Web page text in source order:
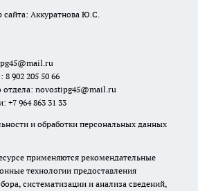
сайта: Аккуратнова Ю.С.
902 205 50 66
отдела: novostipg45@mail.ru
+7 964 863 31 33
и обработки персональных данных
применяются рекомендательные
технологии предоставления
систематизации и анализа сведений,